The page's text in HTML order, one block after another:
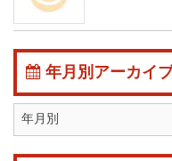
年月別アーカイ